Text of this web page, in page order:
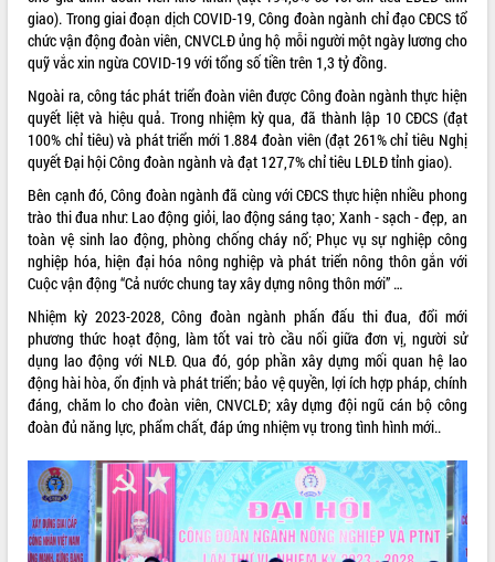
VIDEO
Không có file video nào để phát.
ALBUM ẢNH
LIÊN KẾT WEB
THỐNG KÊ TRUY CẬP
Hôm nay:
12534
Tất cả: 65988676
giao). Trong giai đoạn dịch COVID-19, Công đoàn ngành chỉ đạo CĐCS tổ
chức vận động đoàn viên, CNVCLĐ ủng hộ mỗi người một ngày lương cho
quỹ vắc xin ngừa COVID-19 với tổng số tiền trên 1,3 tỷ đồng.
Ngoài ra, công tác phát triển đoàn viên được Công đoàn ngành thực hiện
quyết liệt và hiệu quả. Trong nhiệm kỳ qua, đã thành lập 10 CĐCS (đạt
100% chỉ tiêu) và phát triển mới 1.884 đoàn viên (đạt 261% chỉ tiêu Nghị
quyết Đại hội Công đoàn ngành và đạt 127,7% chỉ tiêu LĐLĐ tỉnh giao).
Bên cạnh đó, Công đoàn ngành đã cùng với CĐCS thực hiện nhiều phong
trào thi đua như: Lao động giỏi, lao động sáng tạo; Xanh - sạch - đẹp, an
toàn vệ sinh lao động, phòng chống cháy nổ; Phục vụ sự nghiệp công
nghiệp hóa, hiện đại hóa nông nghiệp và phát triển nông thôn gắn với
Cuộc vận động “Cả nước chung tay xây dựng nông thôn mới” …
Nhiệm kỳ 2023-2028, Công đoàn ngành phấn đấu thi đua, đổi mới
phương thức hoạt động, làm tốt vai trò cầu nối giữa đơn vị, người sử
dụng lao động với NLĐ. Qua đó, góp phần xây dựng mối quan hệ lao
động hài hòa, ổn định và phát triển; bảo vệ quyền, lợi ích hợp pháp, chính
đáng, chăm lo cho đoàn viên, CNVCLĐ; xây dựng đội ngũ cán bộ công
đoàn đủ năng lực, phẩm chất, đáp ứng nhiệm vụ trong tình hình mới..